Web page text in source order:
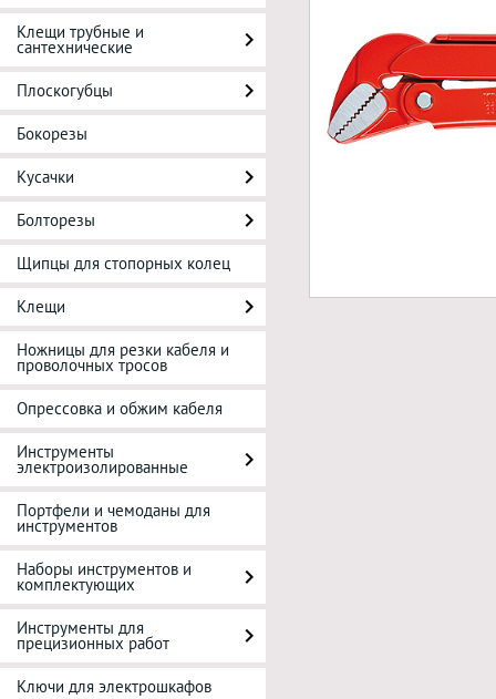
Клещи трубные и
сантехнические
Плоскогубцы
Бокорезы
Кусачки
Болторезы
Щипцы для стопорных колец
Клещи
Ножницы для резки кабеля и
проволочных тросов
Опрессовка и обжим кабеля
Инструменты
электроизолированные
Портфели и чемоданы для
инструментов
Наборы инструментов и
комплектующих
Инструменты для
прецизионных работ
Ключи для электрошкафов